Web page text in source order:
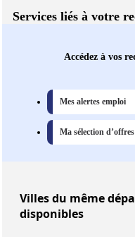
Services liés à votre
Accédez à vos
Mes alertes emploi
Ma sélection d’offres
Villesdu même
disponibles